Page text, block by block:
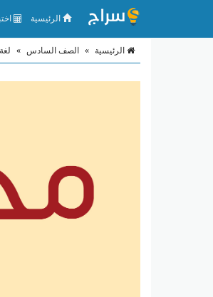
الرئيسية
الرئيسية » الصف السادس »